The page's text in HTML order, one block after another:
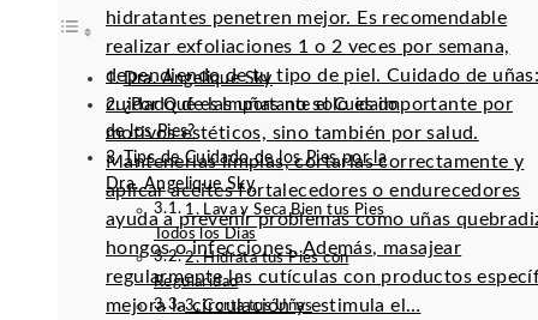
hidratantes penetren mejor. Es recomendable
realizar exfoliaciones 1 o 2 veces por semana,
dependiendo de tu tipo de piel. Cuidado de
cuidado de las uñas no solo es importante por
motivos estéticos, sino también por salud.
Mantenerlas limpias, cortarlas correctamente y
aplicar aceites fortalecedores o endurecedores
ayuda a prevenir problemas como uñas
hongos o infecciones. Además, masajear
regularmente las cutículas con productos
mejora la circulación y estimula el…
Dra. Angelique Sky
¿Por Qué es Importante el Cuidado
de los Pies?
Tips de Cuidado de los Pies por la
Dra. Angelique Sky
1. Lava y Seca Bien tus Pies
Todos los Días
2. Hidrata tus Pies con
Regularidad
3. Corta tus Uñas